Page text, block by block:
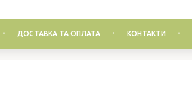
ДОСТАВКА ТА ОПЛАТА КОНТАКТИ